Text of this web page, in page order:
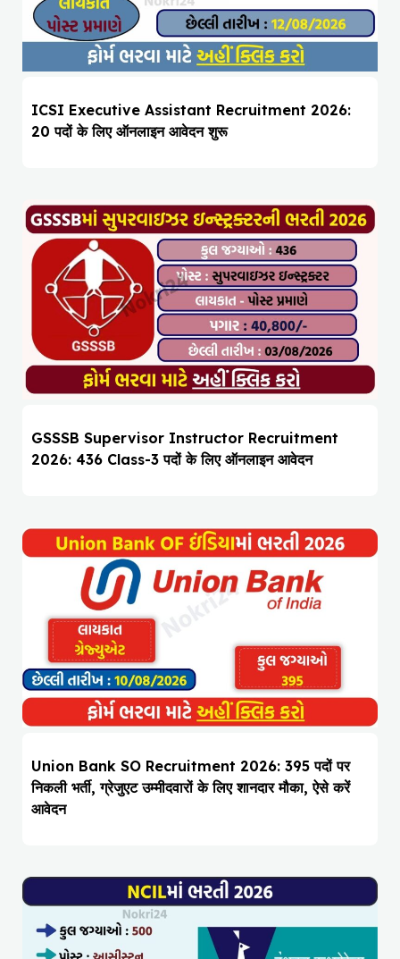
ICSI Executive Assistant Recruitment 2026:
20 पदों के लिए ऑनलाइन आवेदन शुरू
GSSSB Supervisor Instructor Recruitment
2026: 436 Class-3 पदों के लिए ऑनलाइन आवेदन
Union Bank SO Recruitment 2026: 395 पदों पर
निकली भर्ती, ग्रेजुएट उम्मीदवारों के लिए शानदार मौका, ऐसे करें
आवेदन